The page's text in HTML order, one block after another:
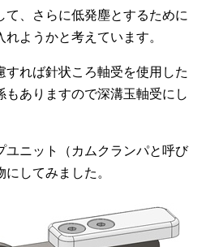
て、さらに低発塵とするために
れようかと考えています。
れば針状ころ軸受を使用した
もありますので深溝玉軸受にし
ユニット（カムクランパと呼び
してみました。